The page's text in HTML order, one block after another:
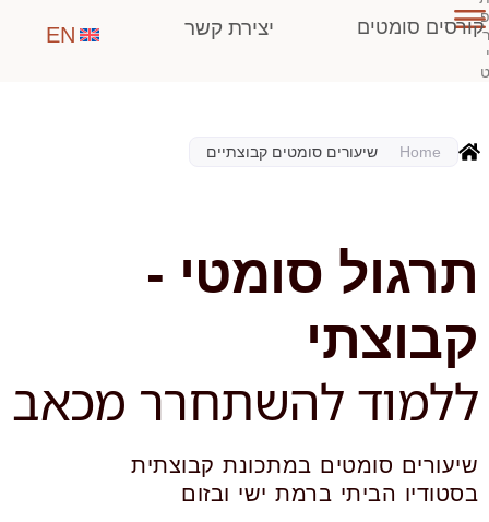
פ
ר
י
ט
קורסים סומטים יצירת קשר
Home שיעורים סומטים קבוצתיים
תרגול סומטי -
קבוצתי
ללמוד להשתחרר מכאב
שיעורים סומטים במתכונת קבוצתית
בסטודיו הביתי ברמת ישי ובזום